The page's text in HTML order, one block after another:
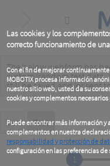
Las cookies y los
correcto funcionamiento de
Con el fin de mejorar
MOBOTIX procesa información
nuestro sitio web, usted da su
cookies y complementos
Puede encontrar más información y
complementos en nuestra
responsabilidad y protección de
configuración en las preferencias de
content
Warning
message
The below webform has
custom/random test data.
still be savedand/orsent
Primary
tabs
Ver Test(active
tab)
1